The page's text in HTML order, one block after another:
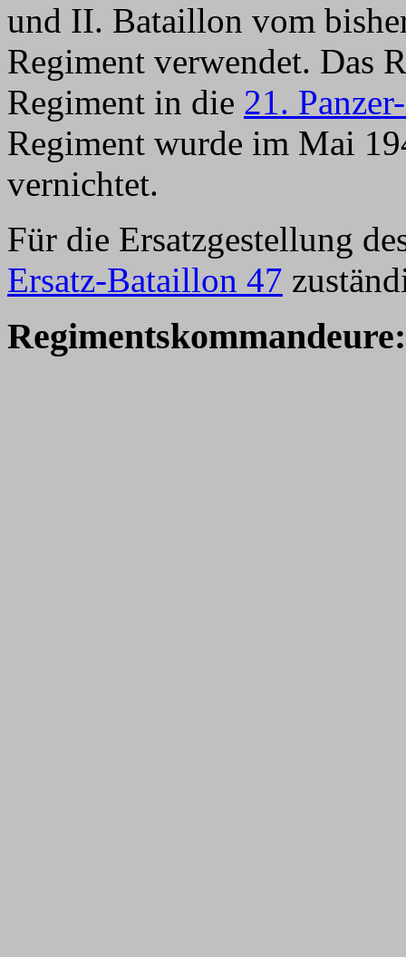
und II. Bataillon vom
Regiment verwendet. Das
Regiment in die 21.
Regiment wurde im Mai
vernichtet.
Für die Ersatzgestellung
Ersatz-Bataillon 47
Regimentskommandeure: